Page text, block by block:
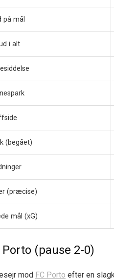
på mål
i alt
(begået)
(præcise)
mål (xG)
Porto (pause 2-0)
mod FC Porto efter en